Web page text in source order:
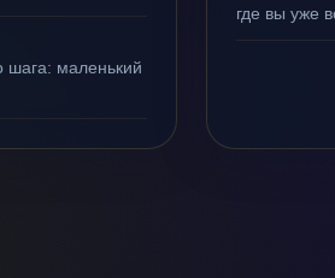
шага: маленький
где вы уже